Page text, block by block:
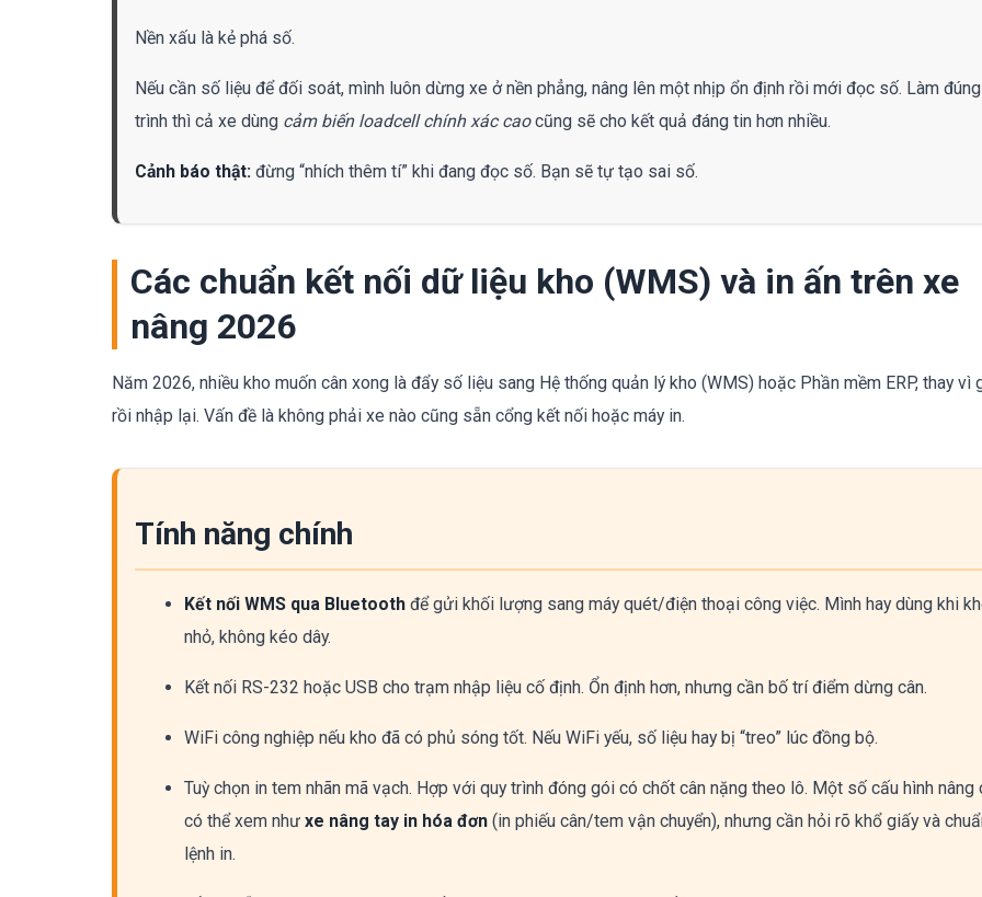
Nền xấu là kẻ phá số.
Nếu cần số liệu để đối soát, mình luôn dừng xe ở nền phẳng, nâng lên một nhịp ổn định rồi mới đọc số. Làm
trình thì cả xe dùng cảm biến loadcell chính xác caocũng sẽ cho kết quả đáng tin hơn nhiều.
Cảnh báo thật: đừng “nhích thêm tí” khi đang đọc số. Bạn sẽ tự tạo sai số.
Các chuẩn kết nối dữ liệu kho (WMS) và in ấn trên xe
nâng 2026
Năm 2026, nhiều kho muốn cân xong là đẩy số liệu sang Hệ thống quản lý kho (WMS) hoặc Phần mềm ERP, thay vì
rồi nhập lại. Vấn đề là không phải xe nào cũng sẵn cổng kết nối hoặc máy in.
Tính năng chính
Kết nối WMS qua Bluetoothđể gửi khối lượng sang máy quét/điện thoại công việc. Mình hay dùng khi
nhỏ, không kéo dây.
Kết nối RS-232 hoặc USB cho trạm nhập liệu cố định. Ổn định hơn, nhưng cần bố trí điểm dừng cân.
WiFi công nghiệp nếu kho đã có phủ sóng tốt. Nếu WiFi yếu, số liệu hay bị “treo” lúc đồng bộ.
Tuỳ chọn in tem nhãn mã vạch. Hợp với quy trình đóng gói có chốt cân nặng theo lô. Một số cấu hình nâng
có thể xem như xe nâng tay in hóa đơn(in phiếu cân/tem vận chuyển), nhưng cần hỏi rõ khổ giấy và
lệnh in.